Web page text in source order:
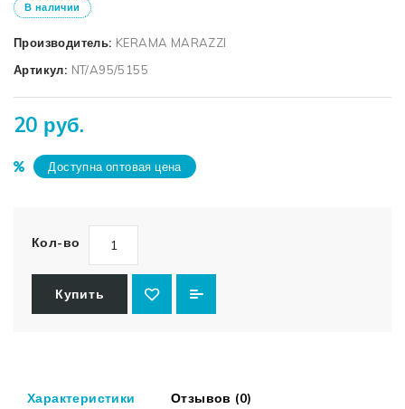
В наличии
Производитель: KERAMA MARAZZI
Артикул: NT/A95/5155
20 руб.
Доступна оптовая цена
Кол-во
Купить
Характеристики Отзывов (0)